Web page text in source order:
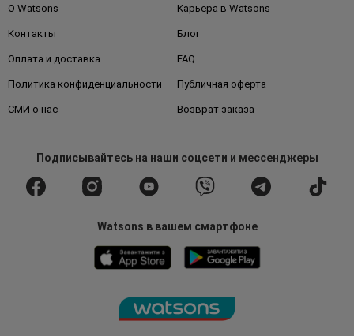
О Watsons Карьера в Watsons
Контакты Блог
Оплата и доставка FAQ
Политика конфиденциальности Публичная оферта
СМИ о нас Возврат заказа
Подписывайтесьна наши соцсети и мессенджеры
Watsons в вашем смартфоне